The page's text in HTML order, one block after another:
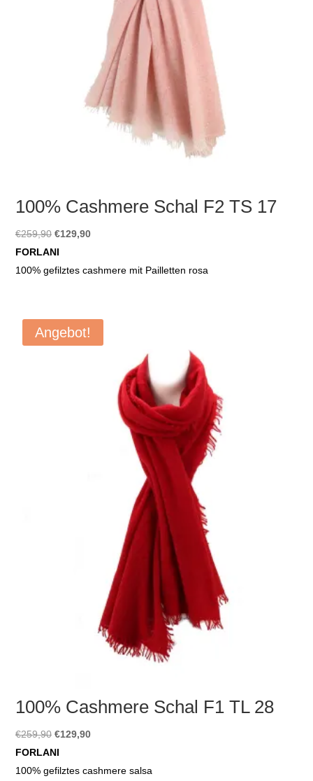
100% Cashmere Schal F2 TS 17
€259,90 Ursprünglicher
Preis
war:
€129,90Aktueller
ist:
FORLANI
100% gefilztes cashmere mit Pailletten rosa
Angebot!
100% Cashmere Schal F1 TL 28
€259,90 Ursprünglicher
Preis
war:
€129,90Aktueller
ist:
FORLANI
100% gefilztes cashmere salsa